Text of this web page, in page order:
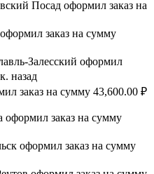
Посад оформил заказ на
заказ на сумму
Залесский оформил
назад
заказ на сумму 43,600.00 ₽
заказ на сумму
оформил заказ на сумму